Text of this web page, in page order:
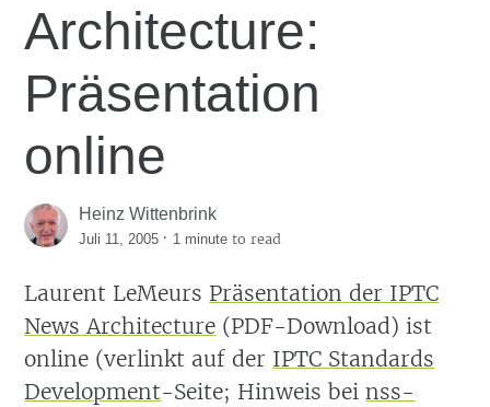
Architecture:
Präsentation
online
Heinz Wittenbrink
Juli 11, 2005 · 1 minute to read
Laurent LeMeurs Präsentation der IPTC
News Architecture (PDF-Download) ist
online (verlinkt auf der IPTC Standards
Development-Seite; Hinweis beinss-